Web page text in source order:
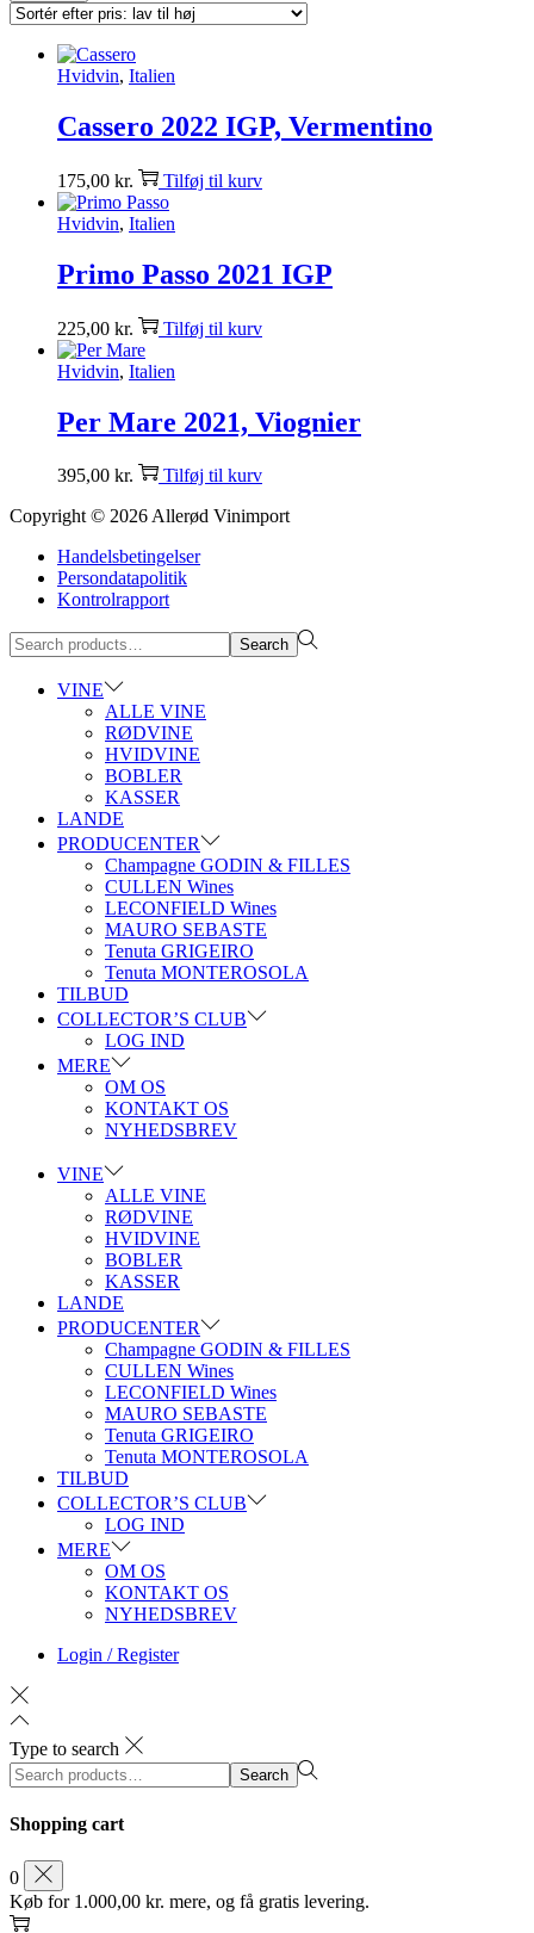
Hvidvin, Italien
Cassero 2022 IGP, Vermentino
175,00 kr. Tilføj til kurv
Hvidvin, Italien
Primo Passo 2021 IGP
225,00 kr. Tilføj til kurv
Hvidvin, Italien
Per Mare 2021, Viognier
395,00 kr.
Tilføj til kurv
Copyright © 2026Allerød Vinimport
Handelsbetingelser
Persondatapolitik
Kontrolrapport
Search
for:>
Search
VINE
ALLE VINE
RØDVINE
HVIDVINE
BOBLER
KASSER
LANDE
PRODUCENTER
Champagne GODIN & FILLES
CULLEN Wines
LECONFIELD Wines
MAURO SEBASTE
Tenuta GRIGEIRO
Tenuta MONTEROSOLA
TILBUD
COLLECTOR’S CLUB
LOG IND
MERE
OM OS
KONTAKT OS
NYHEDSBREV
VINE
ALLE VINE
RØDVINE
HVIDVINE
BOBLER
KASSER
LANDE
PRODUCENTER
Champagne GODIN & FILLES
CULLEN Wines
LECONFIELD Wines
MAURO SEBASTE
Tenuta GRIGEIRO
Tenuta MONTEROSOLA
TILBUD
COLLECTOR’S CLUB
LOG IND
MERE
OM OS
KONTAKT OS
NYHEDSBREV
Login / Register
Type to search
Search
for:>
Search
Shopping cart
0
Køb for 1.000,00 kr. mere, og få gratis levering.